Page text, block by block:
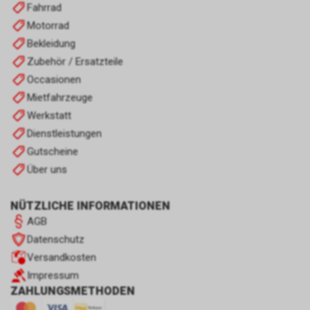
Fahrrad
Motorrad
Bekleidung
Zubehör / Ersatzteile
Occasionen
Mietfahrzeuge
Werkstatt
Dienstleistungen
Gutscheine
Über uns
NÜTZLICHE INFORMATIONEN
AGB
Datenschutz
Versandkosten
Impressum
ZAHLUNGSMETHODEN